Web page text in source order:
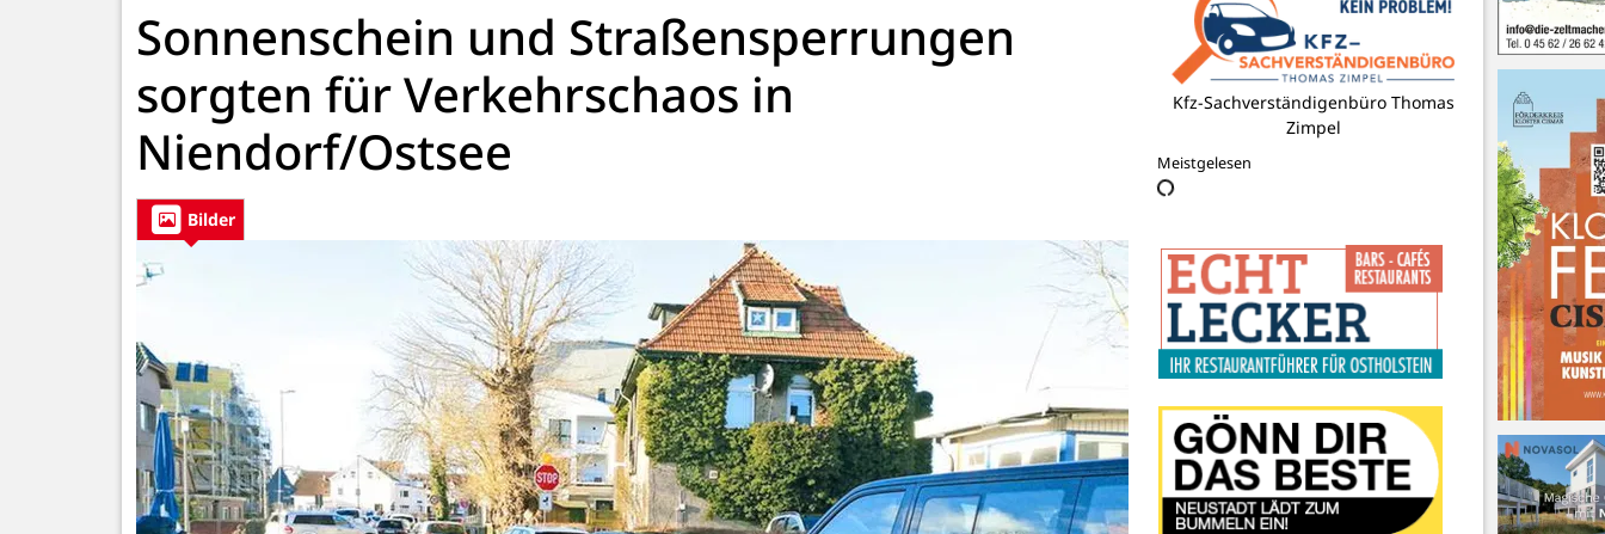
Sonnenschein und Straßensperrungen
sorgten für Verkehrschaos in
Niendorf/Ostsee
Bilder
DRK Ortsverein Lensahn e.V
Meistgelesen